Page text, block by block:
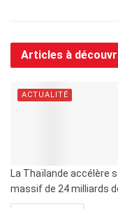
Articles à
ACTUALITÉ
La Thaïlande accélère
massif de 24 milliards